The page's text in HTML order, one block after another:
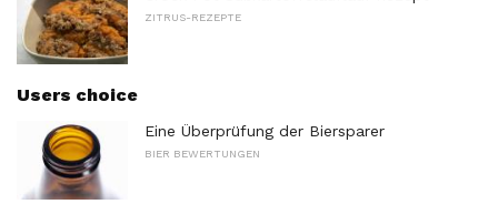
ZITRUS-REZEPTE
Users choice
Eine Überprüfung der Biersparer
BIER BEWERTUNGEN